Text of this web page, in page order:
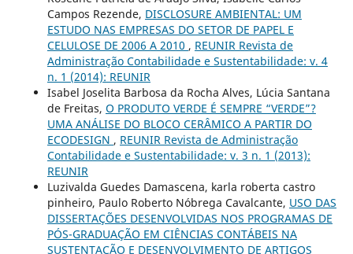
Campos Rezende, DISCLOSURE AMBIENTAL: UM
ESTUDO NAS EMPRESAS DO SETOR DE PAPEL E
CELULOSE DE 2006 A 2010 , REUNIR Revista de
Administração Contabilidade e Sustentabilidade: v. 4
n. 1 (2014): REUNIR
Isabel Joselita Barbosa da Rocha Alves, Lúcia Santana
de Freitas, O PRODUTO VERDE É SEMPRE “VERDE”?
UMA ANÁLISE DO BLOCO CERÂMICO A PARTIR DO
ECODESIGN , REUNIR Revista de Administração
Contabilidade e Sustentabilidade: v. 3 n. 1 (2013):
REUNIR
Luzivalda Guedes Damascena, karla roberta castro
pinheiro, Paulo Roberto Nóbrega Cavalcante, USO DAS
DISSERTAÇÕES DESENVOLVIDAS NOS PROGRAMAS DE
PÓS-GRADUAÇÃO EM CIÊNCIAS CONTÁBEIS NA
SUSTENTAÇÃO E DESENVOLVIMENTO DE ARTIGOS